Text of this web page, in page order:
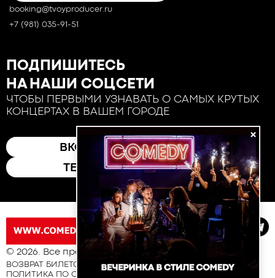
booking@tvoyproducer.ru
+7 (981) 035-91-51
×
ПОДПИШИТЕСЬ
НА НАШИ СОЦСЕТИ
ЧТОБЫ ПЕРВЫМИ УЗНАВАТЬ О САМЫХ КРУТЫХ
КОНЦЕРТАХ В ВАШЕМ ГОРОДЕ
ВКОНТАКТЕ
ТЕЛЕГРАМ
© 2026. Все права защищены
ВОЗВРАТ БИЛЕТОВ
ПОЛИТИКА ПО ОБРАБОТКЕ И ЗАЩИТЕ